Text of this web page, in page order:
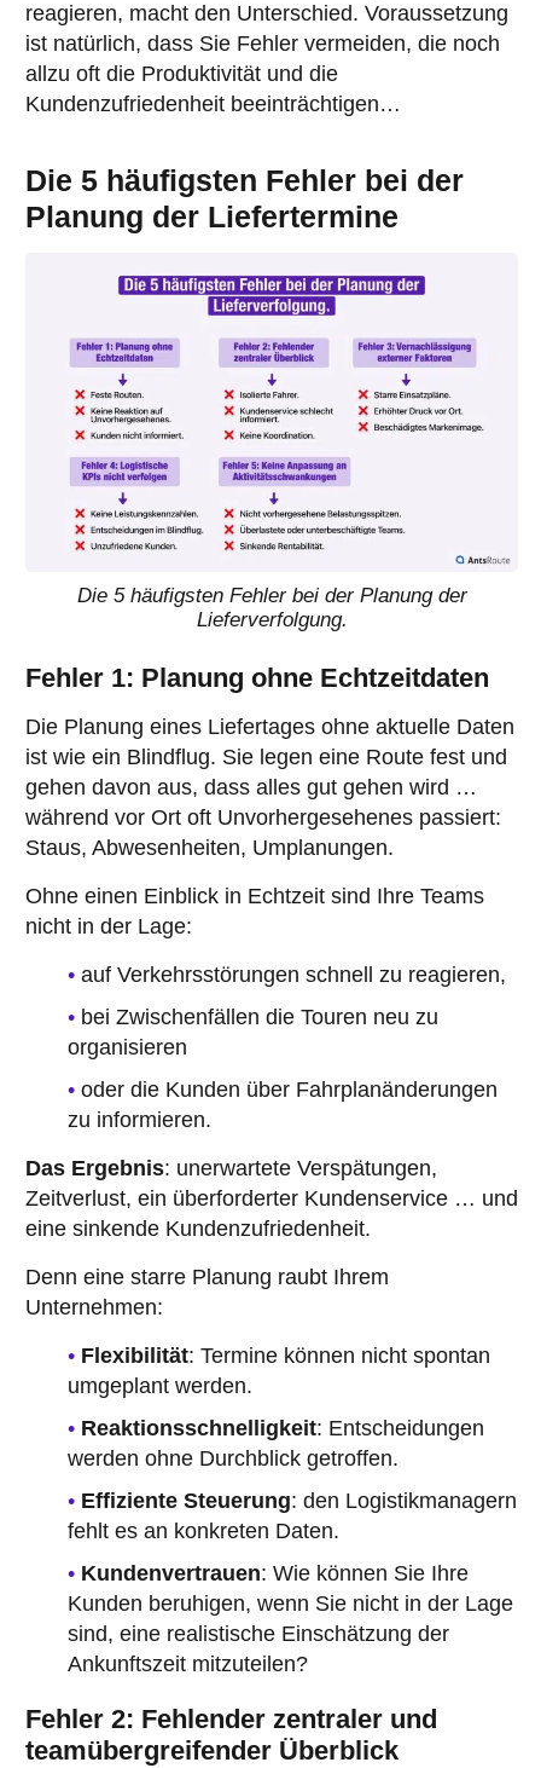
reagieren, macht den Unterschied. Voraussetzung
ist natürlich, dass Sie Fehler vermeiden, die noch
allzu oft die Produktivität und die
Kundenzufriedenheit beeinträchtigen…
Die 5 häufigsten Fehler bei der
Planung der Liefertermine
Die 5 häufigsten Fehler bei der Planung der
Lieferverfolgung.
Fehler 1: Planung ohne Echtzeitdaten
Die Planung eines Liefertages ohne aktuelle Daten
ist wie ein Blindflug. Sie legen eine Route fest und
gehen davon aus, dass alles gut gehen wird …
während vor Ort oft Unvorhergesehenes passiert:
Staus, Abwesenheiten, Umplanungen.
Ohne einen Einblick in Echtzeit sind Ihre Teams
nicht in der Lage:
auf Verkehrsstörungen schnell zu reagieren,
bei Zwischenfällen die Touren neu zu
organisieren
oder die Kunden über Fahrplanänderungen
zu informieren.
Das Ergebnis: unerwartete Verspätungen,
Zeitverlust, ein überforderter Kundenservice … und
eine sinkende Kundenzufriedenheit.
Denn eine starre Planung raubt Ihrem
Unternehmen:
Flexibilität: Termine können nicht spontan
umgeplant werden.
Reaktionsschnelligkeit: Entscheidungen
werden ohne Durchblick getroffen.
Effiziente Steuerung: den Logistikmanagern
fehlt es an konkreten Daten.
Kundenvertrauen: Wie können Sie Ihre
Kunden beruhigen, wenn Sie nicht in der Lage
sind, eine realistische Einschätzung der
Ankunftszeit mitzuteilen?
Fehler 2: Fehlender zentraler und
teamübergreifender Überblick